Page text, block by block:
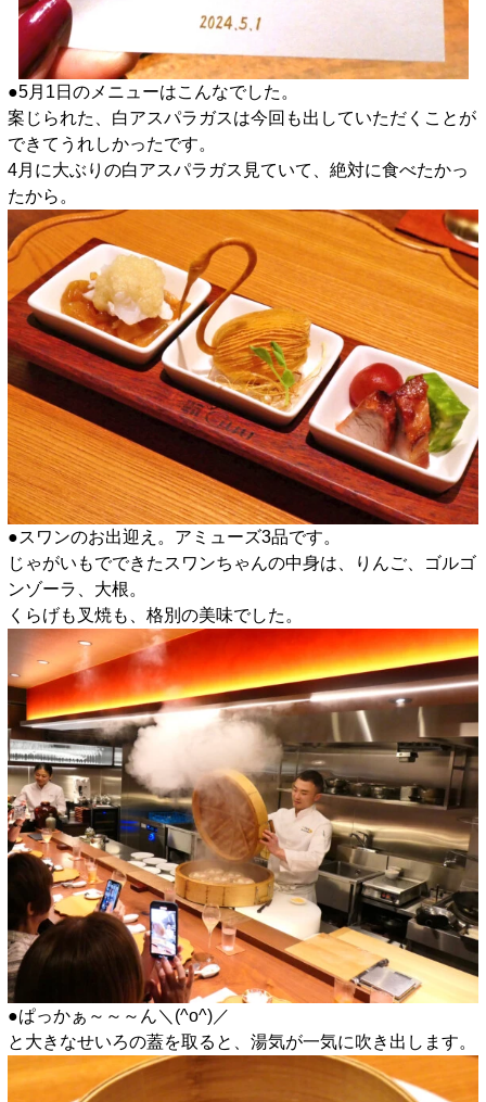
●5月1日のメニューはこんなでした。
案じられた、白アスパラガスは今回も出していただくことが
できてうれしかったです。
4月に大ぶりの白アスパラガス見ていて、絶対に食べたかっ
たから。
●スワンのお出迎え。アミューズ3品です。
じゃがいもでできたスワンちゃんの中身は、りんご、ゴルゴ
ンゾーラ、大根。
くらげも叉焼も、格別の美味でした。
●ぱっかぁ～～～ん＼(^o^)／
と大きなせいろの蓋を取ると、湯気が一気に吹き出します。